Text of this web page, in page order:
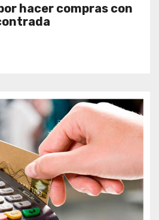
hacer compras con